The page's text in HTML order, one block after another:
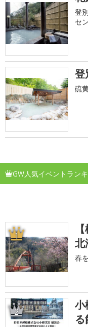
登
セ
登
硫
GW人気イベントラン
1
北
春
2
小